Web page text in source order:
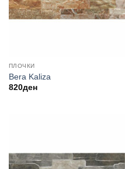
ПЛОЧКИ
Bera Kaliza
820ден